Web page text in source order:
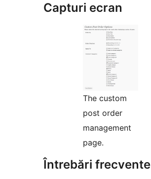
Capturi ecran
The custom
post order
management
page.
Întrebări frecvente